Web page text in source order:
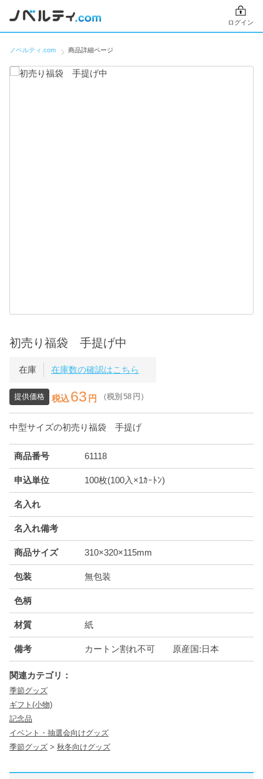
ログイン
ノベルティ.com 商品詳細ページ
初売り福袋 手提げ中
在庫 在庫数の確認はこちら
提供価格 税込63 円 （税別 58 円）
中型サイズの初売り福袋 手提げ
商品番号 61118
申込単位 100枚(100入×1ｶｰﾄﾝ)
名入れ
名入れ備考
商品サイズ 310×320×115mm
包装 無包装
色柄
材質 紙
備考 カートン割れ不可 原産国:日本
関連カテゴリ：
季節グッズ
ギフト(小物)
記念品
イベント・抽選会向けグッズ
季節グッズ > 秋冬向けグッズ